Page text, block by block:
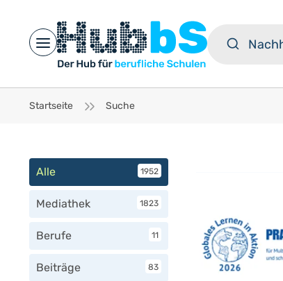
Open main menu
Startseite Suche
Alle 1952
Mediathek 1823
Berufe 11
Beiträge 83